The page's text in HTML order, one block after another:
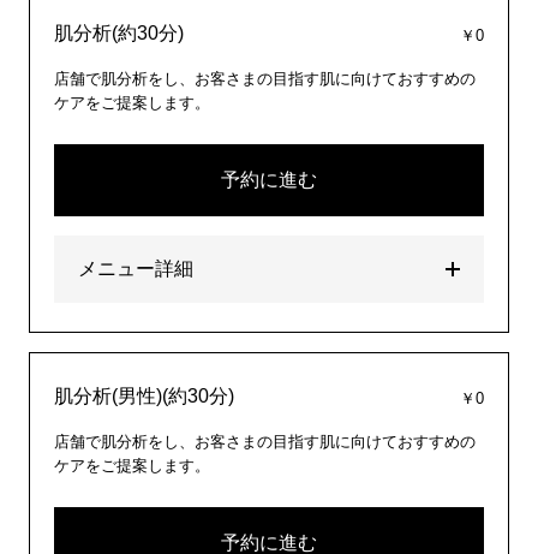
肌分析(約30分) ￥0
店舗で肌分析をし、お客さまの目指す肌に向けておすすめの
ケアをご提案します。
予約に進む
メニュー詳細
肌分析(男性)(約30分) ￥0
店舗で肌分析をし、お客さまの目指す肌に向けておすすめの
ケアをご提案します。
予約に進む